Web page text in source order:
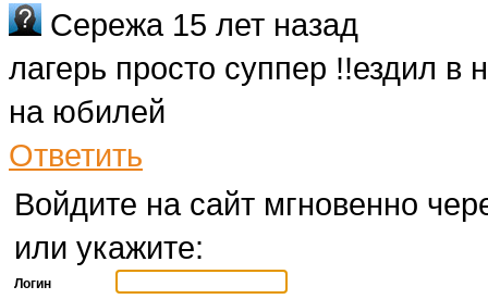
Сережа 15 лет назад
лагерь просто суппер !!ездил в
на юбилей
Ответить
Войдите на сайт мгновенно
или укажите:
Логин